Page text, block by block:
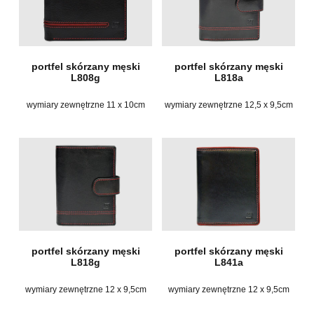
portfel skórzany męski
L808g
wymiary zewnętrzne 11 x 10cm
portfel skórzany męski
L818a
wymiary zewnętrzne 12,5 x 9,5cm
portfel skórzany męski
L818g
wymiary zewnętrzne 12 x 9,5cm
portfel skórzany męski
L841a
wymiary zewnętrzne 12 x 9,5cm